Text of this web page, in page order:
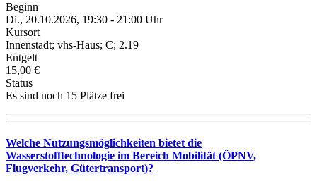
Beginn
Di., 20.10.2026, 19:30 - 21:00 Uhr
Kursort
Innenstadt; vhs-Haus; C; 2.19
Entgelt
15,00 €
Status
Es sind noch 15 Plätze frei
Welche Nutzungsmöglichkeiten bietet die
Wasserstofftechnologie im Bereich Mobilität (ÖPNV,
Flugverkehr, Gütertransport)?